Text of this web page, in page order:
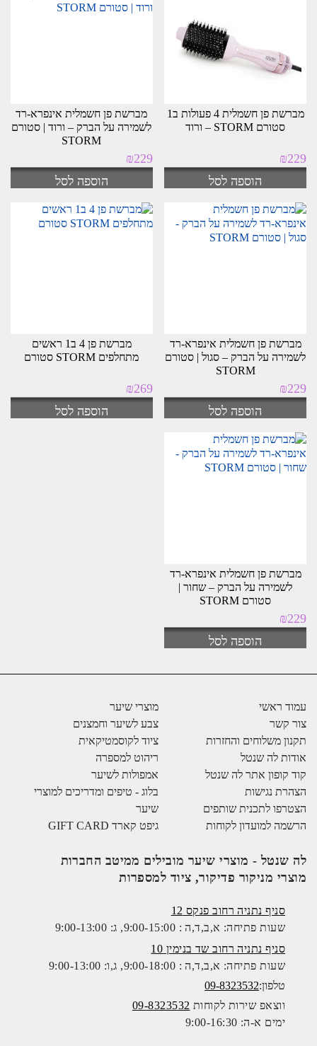
מברשת פן חשמלית 4 פעולות ב1
סטורם STORM – ורוד
₪229
הוספה לסל
מברשת פן חשמלית אינפרא-רד
לשמירה על הברק – ורוד | סטורם
STORM
₪229
הוספה לסל
מברשת פן חשמלית אינפרא-רד
לשמירה על הברק – סגול | סטורם
STORM
₪229
הוספה לסל
מברשת פן 4 ב1 ראשים
מתחלפים STORM סטורם
₪269
הוספה לסל
מברשת פן חשמלית אינפרא-רד
לשמירה על הברק – שחור |
סטורם STORM
₪229
הוספה לסל
עמוד ראשי
צור קשר
תקנון משלוחים והחזרות
אודות לה שנטל
קוד קופון אתר לה שנטל
הצהרת נגישות
הצטרפו לתכנית שותפים
הרשמה למועדון לקוחות
מוצרי שיער
צבע לשיער וחמצנים
ציוד לקוסמטיקאית
ריהוט למספרה
אמפולות לשיער
בלוג - טיפים ומדריכים למוצרי
שיער
גיפט קארד GIFT CARD
לה שנטל - מוצרי שיער מובילים ממיטב החברות
מוצרי מניקור פדיקור, ציוד למספרות
סניף נתניה רחוב פנקס 12
שעות פתיחה: א,ב,ד,ה : 9:00-15:00, ג: 9:00-13:00
סניף נתניה רחוב שד בנימין 10
שעות פתיחה: א,ב,ד,ה : 9:00-18:00, ג,ו: 9:00-13:00
טלפון:09-8323532
ווצאפ שירות לקוחות 09-8323532
ימים א-ה: 9:00-16:30